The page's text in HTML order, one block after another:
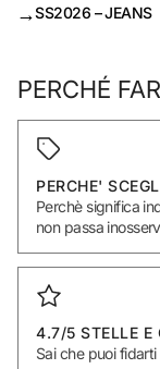
→SS2026 – JEANS
PERCHÉ
PERCHE'
Perchè significa
non passa
4.7/5 STELLE E
Sai che puoi fidarti